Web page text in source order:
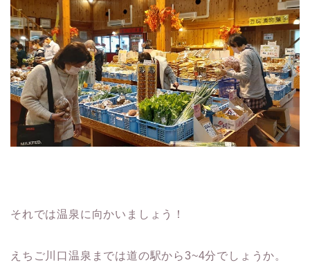
それでは温泉に向かいましょう！
えちご川口温泉までは道の駅から3~4分でしょうか。